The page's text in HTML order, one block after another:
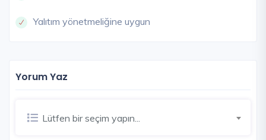
Yalıtım yönetmeliğine uygun
Yorum Yaz
Lütfen bir seçim yapın...